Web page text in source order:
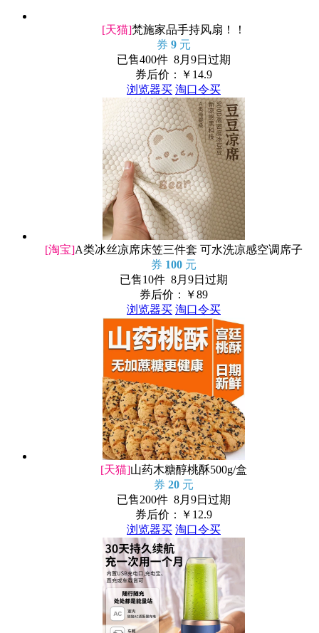
[天猫]梵施家品手持风扇！！
券 9 元
已售400件 8月9日过期
券后价：￥ 14.9
浏览器买 淘口令买
[淘宝]A类冰丝凉席床笠三件套 可水洗凉感空调席子
券 100 元
已售10件 8月9日过期
券后价：￥89
浏览器买 淘口令买
[天猫]山药木糖醇桃酥500g/盒
券 20 元
已售200件 8月9日过期
券后价：￥ 12.9
浏览器买 淘口令买